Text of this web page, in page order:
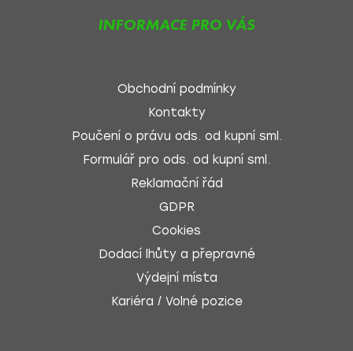
INFORMACE PRO VÁS
Obchodní podmínky
Kontakty
Poučení o právu ods. od kupní sml.
Formulář pro ods. od kupní sml.
Reklamační řád
GDPR
Cookies
Dodací lhůty a přepravné
Výdejní místa
Kariéra / Volné pozice